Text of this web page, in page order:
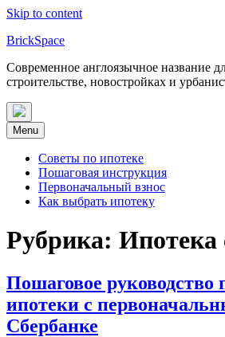
Skip to content
BrickSpace
Современное англоязычное название
строительстве, новостройках и
Menu
Советы по ипотеке
Пошаговая инструкция
Первоначальный взнос
Как выбрать ипотеку
Рубрика: Ипотека
Пошаговое руководство
ипотеки с
Сбербанке